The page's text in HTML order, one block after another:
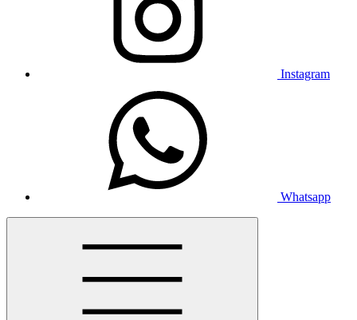
Instagram
Whatsapp